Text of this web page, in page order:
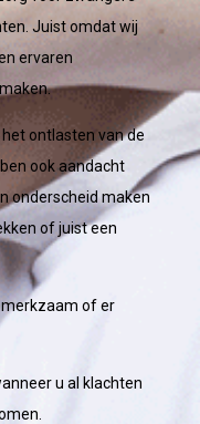
Juist omdat wij
ervaren
ontlasten van de
ook aandacht
onderscheid maken
of juist een
of er
u al klachten